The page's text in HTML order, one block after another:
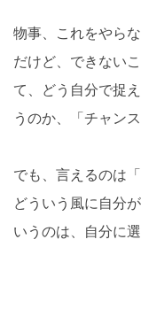
物事、これをやら
だけど、できない
て、どう自分で捉
うのか、「チャン
でも、言えるのは
どういう風に自分
いうのは、自分に